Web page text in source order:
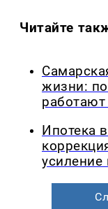
Читайте
жизни:
Ипотека
усиление